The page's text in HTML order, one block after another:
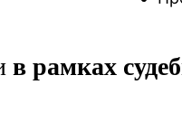
в рамках